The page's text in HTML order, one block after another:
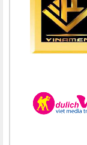
Chúc mừng bổn
Chúc mừng bổn
Chúc mừng bổn
Chúc mừng bổn
Chúc mừng bổn